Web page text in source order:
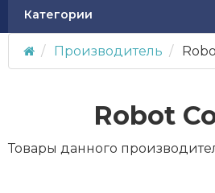
Категории
Производитель
Robot
Товары данного